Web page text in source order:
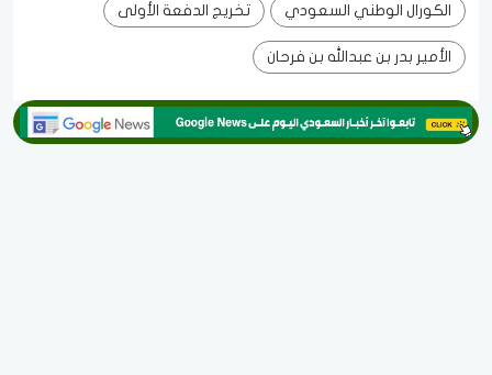
الكورال الوطني السعودي تخريج الدفعة الأولى
الأمير بدر بن عبدالله بن فرحان